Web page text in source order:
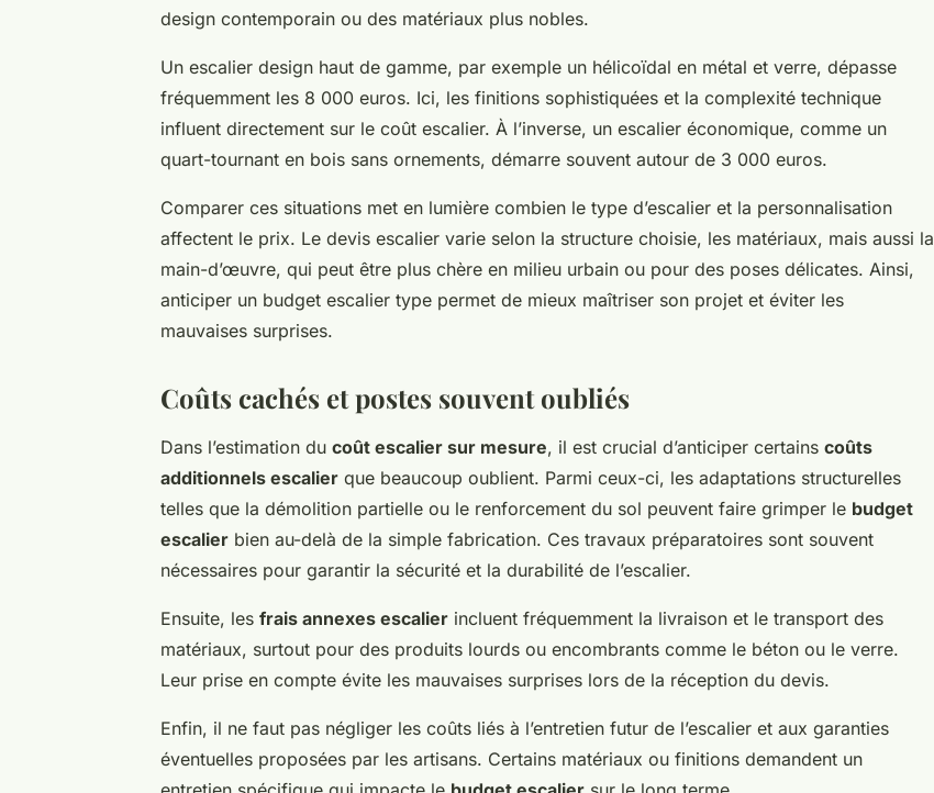
design contemporain ou des matériaux plus nobles.
Un escalier design haut de gamme, par exemple un hélicoïdal en métal et verre, dépasse
fréquemment les 8 000 euros. Ici, les finitions sophistiquées et la complexité technique
influent directement sur le coût escalier. À l’inverse, un escalier économique, comme un
quart-tournant en bois sans ornements, démarre souvent autour de 3 000 euros.
Comparer ces situations met en lumière combien le type d’escalier et la personnalisation
affectent le prix. Le devis escalier varie selon la structure choisie, les matériaux, mais aussi la
main-d’œuvre, qui peut être plus chère en milieu urbain ou pour des poses délicates. Ainsi,
anticiper un budget escalier type permet de mieux maîtriser son projet et éviter les
mauvaises surprises.
Coûts cachés et postes souvent oubliés
Dans l’estimation du coût escalier sur mesure, il est crucial d’anticiper certains coûts
additionnels escalier que beaucoup oublient. Parmi ceux-ci, les adaptations structurelles
telles que la démolition partielle ou le renforcement du sol peuvent faire grimper le budget
escalier bien au-delà de la simple fabrication. Ces travaux préparatoires sont souvent
nécessaires pour garantir la sécurité et la durabilité de l’escalier.
Ensuite, les frais annexes escalier incluent fréquemment la livraison et le transport des
matériaux, surtout pour des produits lourds ou encombrants comme le béton ou le verre.
Leur prise en compte évite les mauvaises surprises lors de la réception du devis.
Enfin, il ne faut pas négliger les coûts liés à l’entretien futur de l’escalier et aux garanties
éventuelles proposées par les artisans. Certains matériaux ou finitions demandent un